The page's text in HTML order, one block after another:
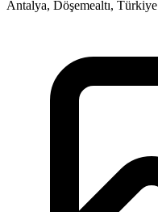
Antalya, Döşemealtı, Türkiye